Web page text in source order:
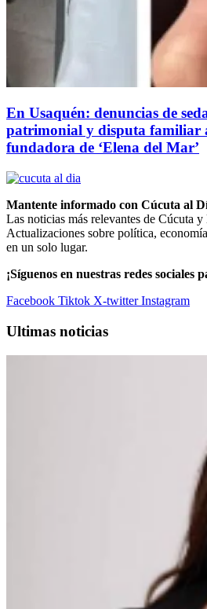
En Usaquén: denuncias de
patrimonial y disputa familiar
fundadora de ‘Elena del Mar’
Mantente informado con Cúcuta al
Las noticias más relevantes de Cúcuta
Actualizaciones sobre política,
en un solo lugar.
¡Síguenos en nuestras redes sociales
Facebook Tiktok X-twitter Instagram
Ultimas noticias